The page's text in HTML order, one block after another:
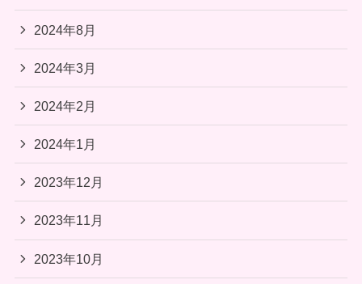
2024年8月
2024年3月
2024年2月
2024年1月
2023年12月
2023年11月
2023年10月